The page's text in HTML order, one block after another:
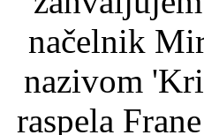
načelnik
nazivom
raspela